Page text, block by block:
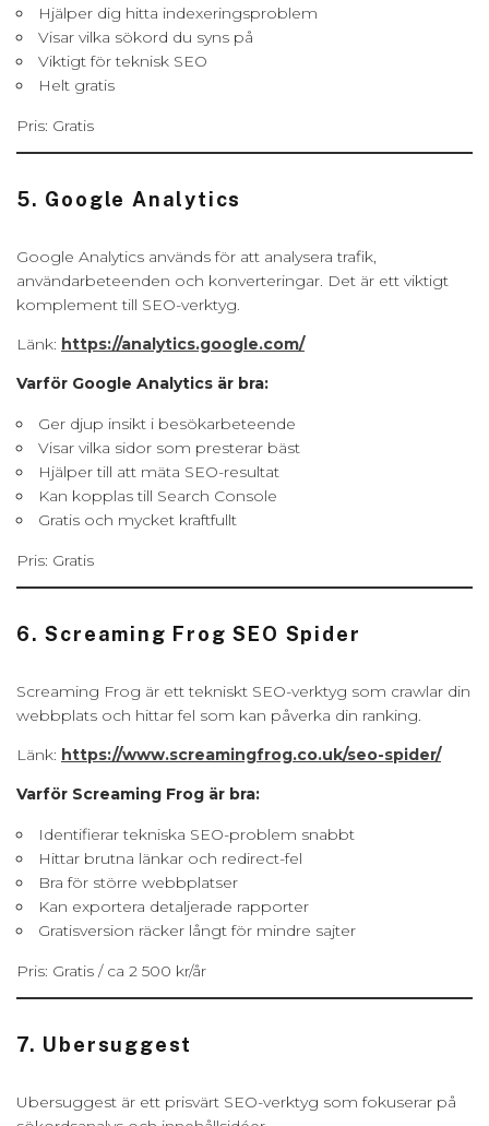
Hjälper dig hitta indexeringsproblem
Visar vilka sökord du syns på
Viktigt för teknisk SEO
Helt gratis
Pris: Gratis
5. Google Analytics
Google Analytics används för att analysera trafik,
användarbeteenden och konverteringar. Det är ett viktigt
komplement till SEO-verktyg.
Länk: https://analytics.google.com/
Varför Google Analytics är bra:
Ger djup insikt i besökarbeteende
Visar vilka sidor som presterar bäst
Hjälper till att mäta SEO-resultat
Kan kopplas till Search Console
Gratis och mycket kraftfullt
Pris: Gratis
6. Screaming Frog SEO Spider
Screaming Frog är ett tekniskt SEO-verktyg som crawlar din
webbplats och hittar fel som kan påverka din ranking.
Länk: https://www.screamingfrog.co.uk/seo-spider/
Varför Screaming Frog är bra:
Identifierar tekniska SEO-problem snabbt
Hittar brutna länkar och redirect-fel
Bra för större webbplatser
Kan exportera detaljerade rapporter
Gratisversion räcker långt för mindre sajter
Pris: Gratis / ca 2 500 kr/år
7. Ubersuggest
Ubersuggest är ett prisvärt SEO-verktyg som fokuserar på